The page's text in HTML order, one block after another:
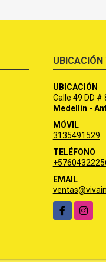
UBICACIÓN
Calle 49 DD #
Medellín -
MÓVIL
3135491529
TELÉFONO
EMAIL
Facebook